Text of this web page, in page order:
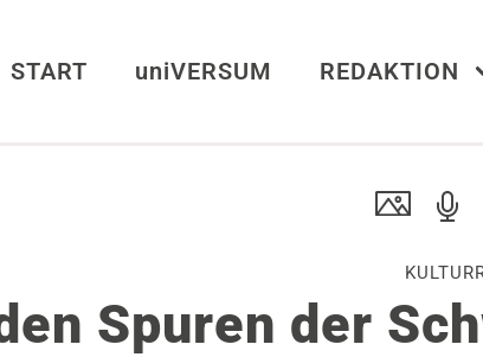
START uniVERSUM REDAKTION
Spuren der